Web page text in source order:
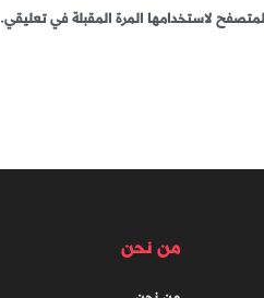
لاستخدامها المرة المقبلة في تعليقي.
من نحن